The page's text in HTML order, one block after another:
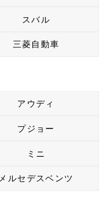
スバル
三菱自動車
アウディ
プジョー
ミニ
メルセデスベンツ